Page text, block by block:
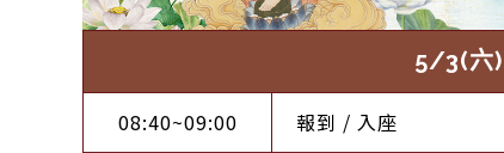
5/3(六)
08:40~09:00 報到 / 入座